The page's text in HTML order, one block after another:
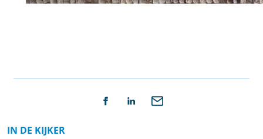
IN DE KIJKER